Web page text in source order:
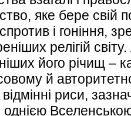
яке бере свій
і гоніння,
релігій
його річищ –
й
відмінні риси,